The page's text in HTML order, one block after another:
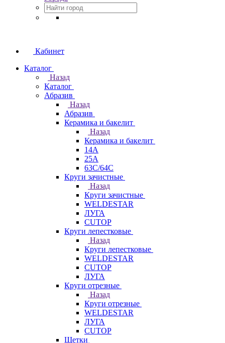
Кабинет
Каталог
Назад
Каталог
Абразив
Назад
Абразив
Керамика и бакелит
Назад
Керамика и бакелит
14А
25А
63С/64С
Круги зачистные
Назад
Круги зачистные
WELDESTAR
ЛУГА
CUTOP
Круги лепестковые
Назад
Круги лепестковые
WELDESTAR
CUTOP
ЛУГА
Круги отрезные
Назад
Круги отрезные
WELDESTAR
ЛУГА
CUTOP
Щетки